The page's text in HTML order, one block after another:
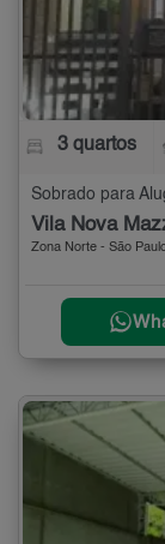
3 quartos
Vila Nova
Zona Norte - São